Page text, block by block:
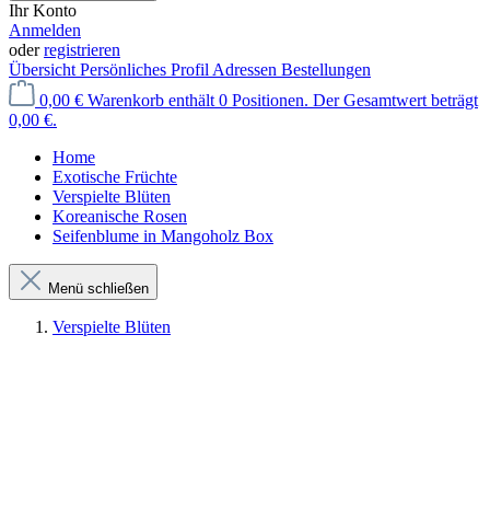
Ihr Konto
Anmelden
oderregistrieren
Übersicht Persönliches Profil Adressen Bestellungen
0,00 € Warenkorb enthält 0 Positionen. Der Gesamtwert beträgt
0,00 €.
Home
Exotische Früchte
Verspielte Blüten
Koreanische Rosen
Seifenblume in Mangoholz Box
Menü schließen
Verspielte Blüten